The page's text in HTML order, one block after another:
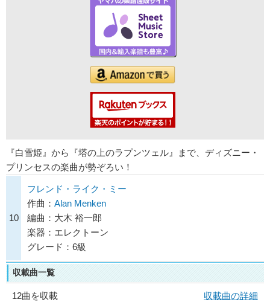
『白雪姫』から『塔の上のラプンツェル』まで、ディズニー・
プリンセスの楽曲が勢ぞろい！
10
フレンド・ライク・ミー
作曲： Alan Menken
編曲：大木 裕一郎
楽器：エレクトーン
グレード：6級
収載曲一覧
12曲を収載
収載曲の詳細